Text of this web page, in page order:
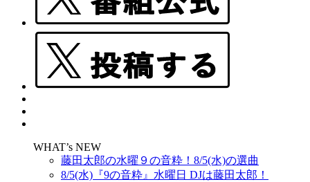
WHAT’s NEW
藤田太郎の水曜９の音粋！8/5(水)の選曲
8/5(水)『9の音粋』水曜日 DJは藤田太郎！